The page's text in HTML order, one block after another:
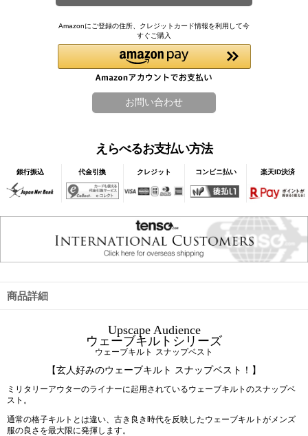
Amazonにご登録の住所、クレジットカード情報を利用して今
すぐご購入
えらべるお支払い方法
銀行振込 代金引換 クレジット コンビニ払い 楽天ID決済
商品詳細
Upscape Audience
ウェーブキルトシリーズ
ウェーブキルト スナップベスト
【玄人好みのウェーブキルト スナップベスト！】
ミリタリーアウターのライナーに起用されているウェーブキルトのスナップベ
スト。
通常の格子キルトとは違い、古き良き時代を反映したウェーブキルトがメンズ
服の良さを最大限に発揮します。